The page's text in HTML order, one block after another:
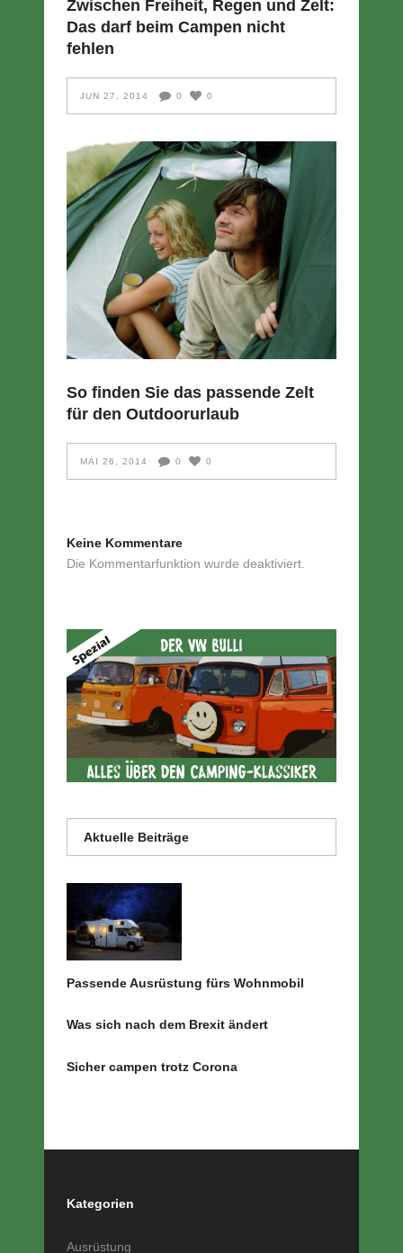
Zwischen Freiheit, Regen und Zelt:
Das darf beim Campen nicht
fehlen
JUN 27, 2014 0 0
So finden Sie das passende Zelt
für den Outdoorurlaub
MAI 26, 2014 0 0
Keine Kommentare
Die Kommentarfunktion wurde deaktiviert.
Aktuelle Beiträge
Passende Ausrüstung fürs Wohnmobil
Was sich nach dem Brexit ändert
Sicher campen trotz Corona
Kategorien
Ausrüstung